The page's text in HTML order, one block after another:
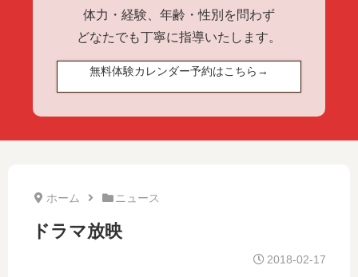
体力・経験、年齢・性別を問わず
どなたでも丁寧に指導いたします。
無料体験カレンダー予約はこちら→
ホーム ニュース
ドラマ放映
2018-02-17